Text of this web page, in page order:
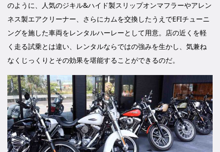
のように、人気のジキル&ハイド製スリップオンマフラーやアレン
ネス製エアクリーナー、さらにカムを交換したうえでEFIチューニ
ングを施した車両をレンタルハーレーとして用意。店の近くを軽
く走る試乗とは違い、レンタルならではの強みを生かし、気兼ね
なくじっくりとその効果を堪能することができるのだ。